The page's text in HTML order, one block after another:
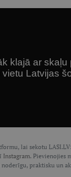
lai sekotu LASI.LV:
Instagram. Pievienojies
praktisku un